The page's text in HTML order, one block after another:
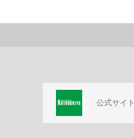
公式サイト